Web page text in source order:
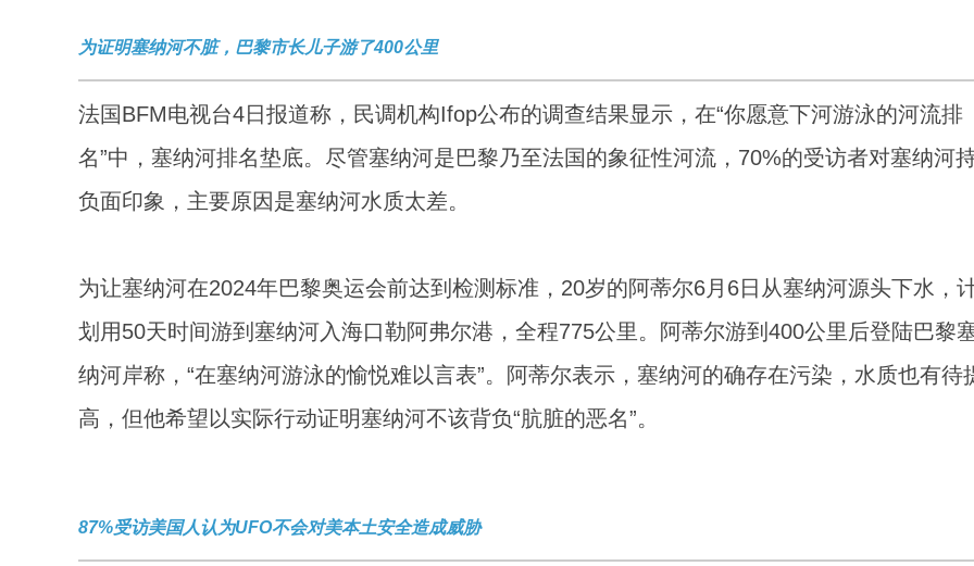
为证明塞纳河不脏，巴黎市长儿子游了400公里
法国BFM电视台4日报道称，民调机构Ifop公布的调查结果显示，在“你愿意下河游泳的河流排
名”中，塞纳河排名垫底。尽管塞纳河是巴黎乃至法国的象征性河流，70%的受访者对塞纳河
负面印象，主要原因是塞纳河水质太差。
为让塞纳河在2024年巴黎奥运会前达到检测标准，20岁的阿蒂尔6月6日从塞纳河源头下水，
划用50天时间游到塞纳河入海口勒阿弗尔港，全程775公里。阿蒂尔游到400公里后登陆巴黎
纳河岸称，“在塞纳河游泳的愉悦难以言表”。阿蒂尔表示，塞纳河的确存在污染，水质也有待
高，但他希望以实际行动证明塞纳河不该背负“肮脏的恶名”。
87%受访美国人认为UFO不会对美本土安全造成威胁